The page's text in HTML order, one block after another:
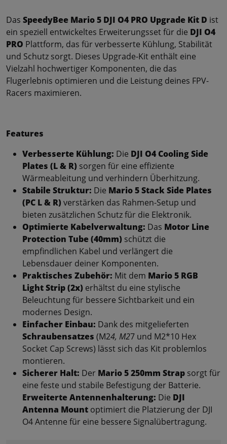
Das SpeedyBee Mario 5 DJI O4 PRO Upgrade Kit D ist
ein speziell entwickeltes Erweiterungsset für die DJI O4
PRO Plattform, das für verbesserte Kühlung, Stabilität
und Schutz sorgt. Dieses Upgrade-Kit enthält eine
Vielzahl hochwertiger Komponenten, die das
Flugerlebnis optimieren und die Leistung deines FPV-
Racers maximieren.
Features
Verbesserte Kühlung: Die DJI O4 Cooling Side
Plates (L & R) sorgen für eine effiziente
Wärmeableitung und verhindern Überhitzung.
Stabile Struktur: Die Mario 5 Stack Side Plates
(PC L & R) verstärken das Rahmen-Setup und
bieten zusätzlichen Schutz für die Elektronik.
Optimierte Kabelverwaltung: Das Motor Line
Protection Tube (40mm) schützt die
empfindlichen Kabel und verlängert die
Lebensdauer deiner Komponenten.
Praktisches Zubehör: Mit dem Mario 5 RGB
Light Strip (2x) erhältst du eine stylische
Beleuchtung für bessere Sichtbarkeit und ein
modernes Design.
Einfacher Einbau: Dank des mitgelieferten
Schraubensatzes (M24, M27 und M2*10 Hex
Socket Cap Screws) lässt sich das Kit problemlos
montieren.
Sicherer Halt: Der Mario 5 250mm Strap sorgt für
eine feste und stabile Befestigung der Batterie.
Erweiterte Antennenhalterung: Die DJI
Antenna Mount optimiert die Platzierung der DJI
O4 Antenne für eine bessere Signalübertragung.